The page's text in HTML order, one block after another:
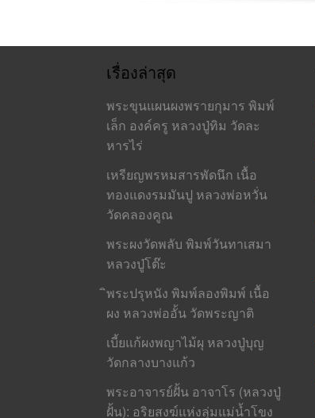
เรื่องล่าสุด
พระขุนแผนผงพรายกุมาร พิมพ์
เล็ก องค์ครู หลวงปู่ทิม วัดละ
หารไร่
เหรียญพรหมสารพัดนึก เนื้อ
ทองแดงรมมันปู หลวงพ่อหวั่น
วัดคลองคูณ
พระผงวัดพลับ พิมพ์วันทาเสมา
หลวงปู่โต๊ะ
ิพระปรุหนัง พิมพ์ลองพิมพ์ เนื้อ
ผง หลวงพ่ออั้น วัดพระญาติ
เบี้ยแก้ผงพญาไม้ผุ หลวงปู่บุญ
วัดกลางบางแก้ว
พระอาจารย์ฝั้น อาจาโร (หลวงปู่
ฝั้น): อริยสงฆ์แห่งลุ่มแม่น้ำโขง